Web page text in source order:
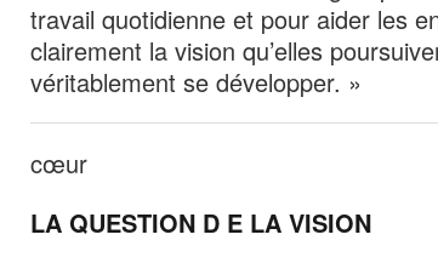
travail quotidienne et pour aider les
clairement la vision qu’elles
véritablement se développer. »
cœur
LA QUESTION D E LA VISION